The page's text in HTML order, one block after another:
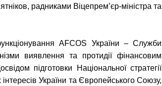
радниками Віцепрем’єр-міністра та
AFCOS України – Служби
виявлення та протидії фінансовим
підготовки Національної стратегії
України та Європейського Союзу,